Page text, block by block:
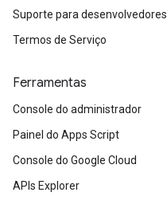
Suporte para desenvolvedores
Termos de Serviço
Ferramentas
Console do administrador
Painel do Apps Script
Console do Google Cloud
APIs Explorer